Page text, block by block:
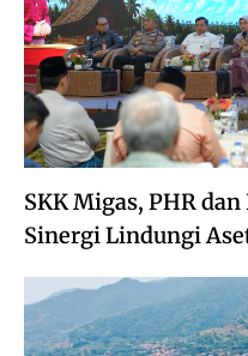
SKK Migas, PHR
Sinergi Lindungi